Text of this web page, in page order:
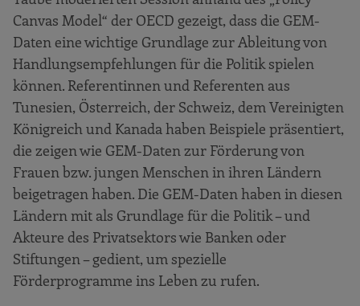
Canvas Model“ der OECD gezeigt, dass die GEM-
Daten eine wichtige Grundlage zur Ableitung von
Handlungsempfehlungen für die Politik spielen
können. Referentinnen und Referenten aus
Tunesien, Österreich, der Schweiz, dem Vereinigten
Königreich und Kanada haben Beispiele präsentiert,
die zeigen wie GEM-Daten zur Förderung von
Frauen bzw. jungen Menschen in ihren Ländern
beigetragen haben. Die GEM-Daten haben in diesen
Ländern mit als Grundlage für die Politik – und
Akteure des Privatsektors wie Banken oder
Stiftungen – gedient, um spezielle
Förderprogramme ins Leben zu rufen.